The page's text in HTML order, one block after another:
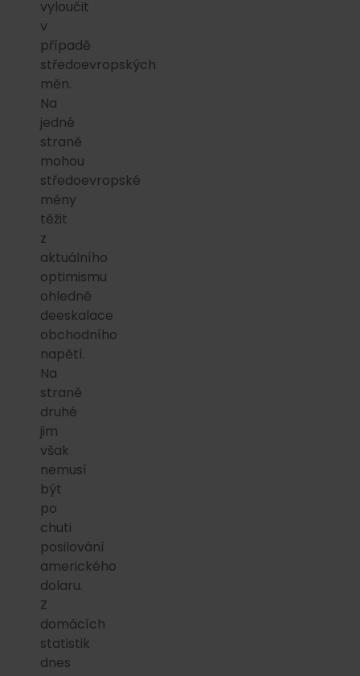
vyloučit
v
případě
středoevropských
měn.
Na
jedné
straně
mohou
středoevropské
měny
těžit
z
aktuálního
optimismu
ohledně
deeskalace
obchodního
napětí.
Na
straně
druhé
jim
však
nemusí
být
po
chuti
posilování
amerického
dolaru.
Z
domácích
statistik
dnes